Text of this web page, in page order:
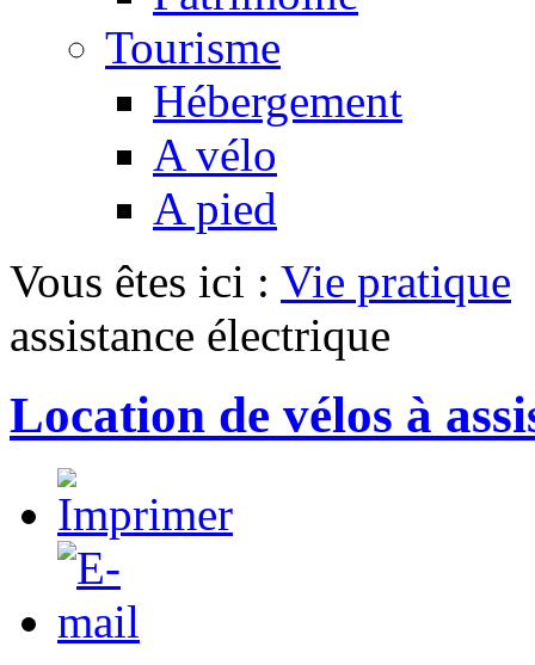
Tourisme
Hébergement
A vélo
A pied
Vous êtes ici : Vie pratique
assistance électrique
Location de vélos à